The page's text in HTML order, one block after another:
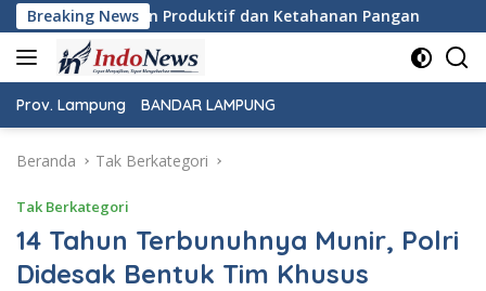
Langsung
ke
konten
Breaking NewsProduktif dan Ketahanan Pangan
Prov. Lampung BANDAR LAMPUNG
Beranda Tak Berkategori
Tak Berkategori
14 Tahun Terbunuhnya Munir, Polri
Didesak Bentuk Tim Khusus